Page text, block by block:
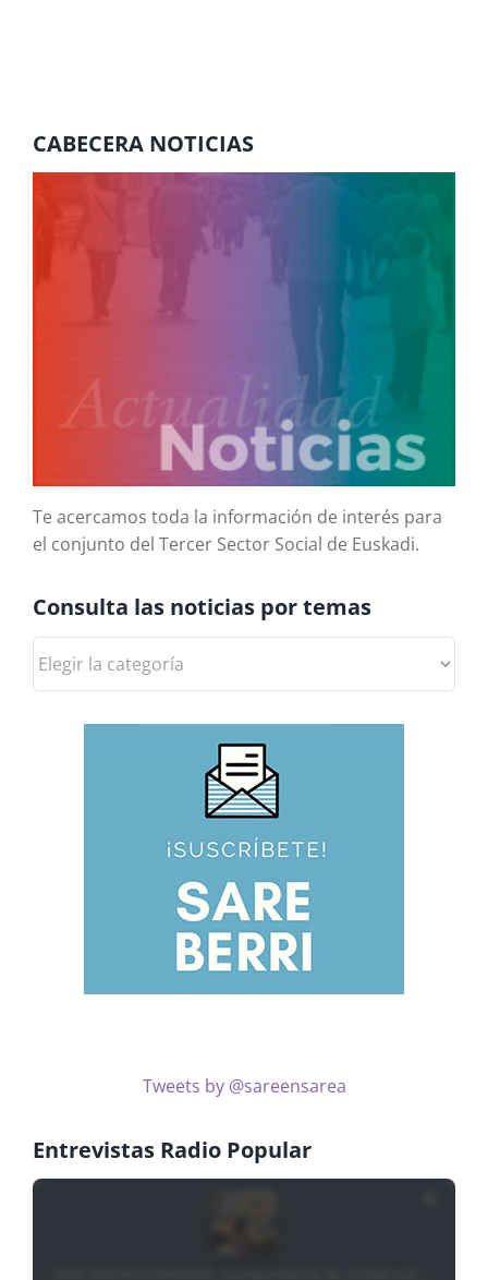
CABECERA NOTICIAS
Te acercamos toda la información de interés para
el conjunto del Tercer Sector Social de Euskadi.
Consulta las noticias por temas
las
Tweets by @sareensarea
Entrevistas Radio Popular